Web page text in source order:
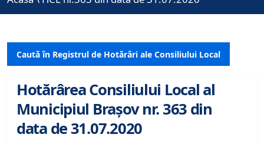
Caută în Registrul de Hotărâri ale Consiliului Local
Hotărârea Consiliului Local al
Municipiul Brașov nr. 363 din
data de 31.07.2020